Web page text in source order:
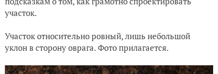
участок.
Участок относительно ровный, лишь небольшой
уклон в сторону оврага. Фото прилагается.